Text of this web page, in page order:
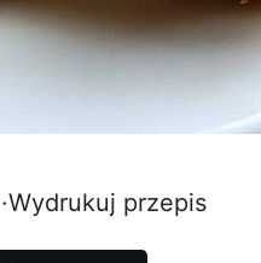
·Wydrukuj przepis